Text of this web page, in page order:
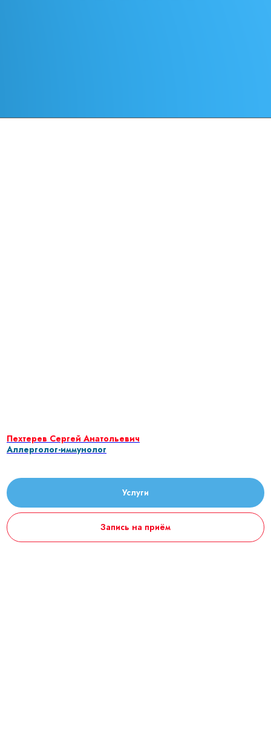
Пехтерев Сергей Анатольевич
Аллерголог-иммунолог
Услуги
Запись на приём